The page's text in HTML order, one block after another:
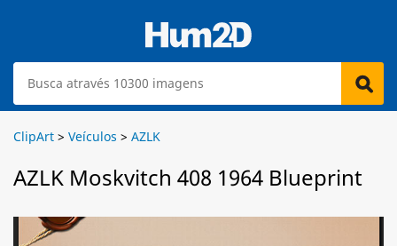
ClipArt > Veículos > AZLK
AZLK Moskvitch 408 1964 Blueprint